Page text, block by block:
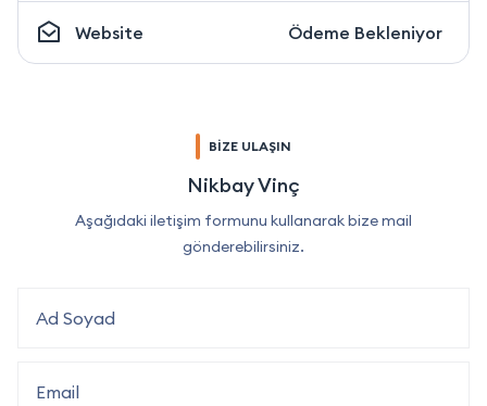
Website Ödeme Bekleniyor
BİZE ULAŞIN
Nikbay Vinç
Aşağıdaki iletişim formunu kullanarak bize mail
gönderebilirsiniz.